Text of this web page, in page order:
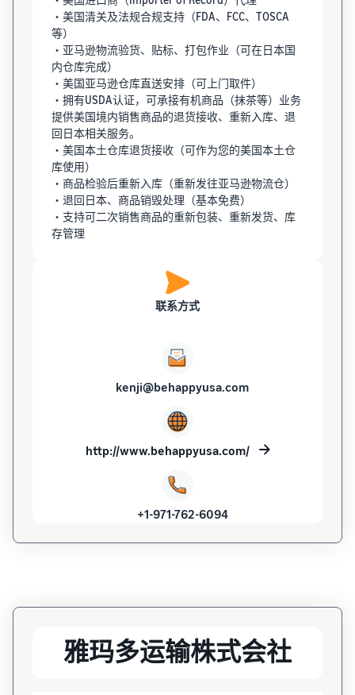
・美国清关及法规合规支持（FDA、FCC、TOSCA
等）
・亚马逊物流验货、贴标、打包作业（可在日本国
内仓库完成）
・美国亚马逊仓库直送安排（可上门取件）
・拥有USDA认证，可承接有机商品（抹茶等）业务
提供美国境内销售商品的退货接收、重新入库、退
回日本相关服务。
・美国本土仓库退货接收（可作为您的美国本土仓
库使用）
・商品检验后重新入库（重新发往亚马逊物流仓）
・退回日本、商品销毁处理（基本免费）
・支持可二次销售商品的重新包装、重新发货、库
存管理
联系方式
kenji@behappyusa.com
http://www.behappyusa.com/
+1-971-762-6094
雅玛多运输株式会社